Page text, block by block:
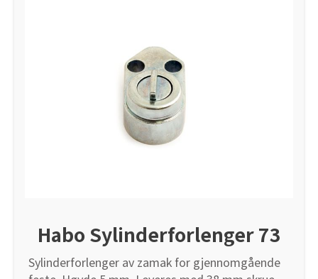
Habo Sylinderforlenger 73
Sylinderforlenger av zamak for gjennomgående